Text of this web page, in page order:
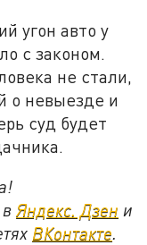
угон авто у
с законом.
не стали,
о невыезде и
суд будет
вЯндекс. Дзен и
ВКонтакте.